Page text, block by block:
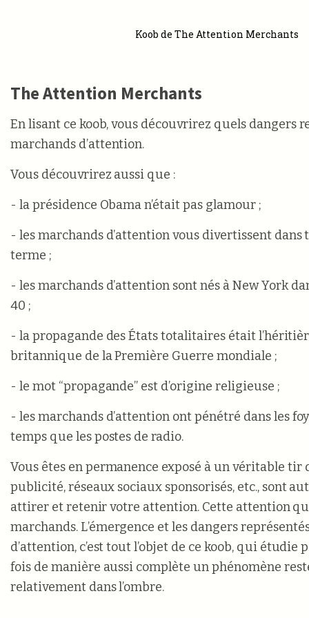
Koob de The Attention Merchants
The Attention Merchants
En lisant ce koob, vous découvrirez quels dangers
marchands d’attention.
Vous découvrirez aussi que :
- la présidence Obama n’était pas glamour ;
- les marchands d’attention vous divertissent dans
terme ;
- les marchands d’attention sont nés à New York
40 ;
- la propagande des États totalitaires était
britannique de la Première Guerre mondiale ;
- le mot “propagande” est d’origine religieuse ;
- les marchands d’attention ont pénétré dans les
temps que les postes de radio.
Vous êtes en permanence exposé à un véritable tir
publicité, réseaux sociaux sponsorisés, etc., sont
attirer et retenir votre attention. Cette attention
marchands. L’émergence et les dangers
d’attention, c’est tout l’objet de ce koob, qui étudie
fois de manière aussi complète un phénomène
relativement dans l’ombre.